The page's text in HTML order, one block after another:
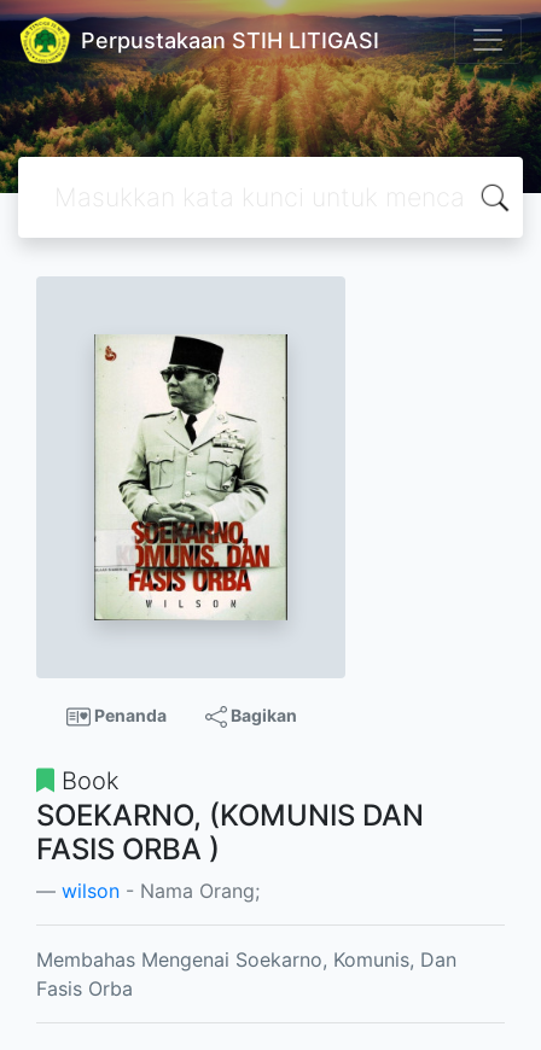
Perpustakaan STIH LITIGASI
Penanda Bagikan
Book
SOEKARNO, (KOMUNIS DAN
FASIS ORBA )
wilson - Nama Orang;
Membahas Mengenai Soekarno, Komunis, Dan
Fasis Orba